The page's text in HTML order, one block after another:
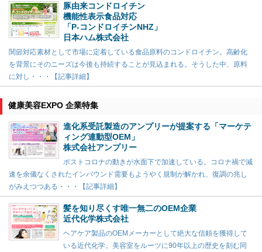
豚由来コンドロイチン
機能性表示食品対応
「P-コンドロイチンNHZ」
日本ハム株式会社
関節対応素材として市場に定着している食品原料のコンドロイチン。高齢化
を背景にそのニーズは今後も持続することが見込まれる。そうした中、原料
に対し・・・【記事詳細】
健康美容EXPO 企業特集
進化系受託製造のアンプリーが提案する「マーケテ
ィング連動型OEM」
株式会社アンプリー
ポストコロナの動きが水面下で加速している。コロナ禍で減
速を余儀なくされたインバウンド需要もようやく規制が解かれ、復調の兆し
がみえつつある・・・【記事詳細】
髪を知り尽くす唯一無二のOEM企業
近代化学株式会社
ヘアケア製品のOEMメーカーとして絶大な信頼を獲得して
いる近代化学。美容室をルーツに90年以上の歴史を刻む同